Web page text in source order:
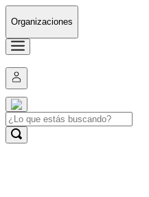
Organizaciones